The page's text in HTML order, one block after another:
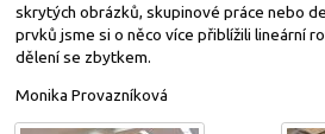
skrytých obrázků, skupinové práce nebo
prvků jsme si o něco více přiblížili lineární
dělení se zbytkem.
Monika Provazníková